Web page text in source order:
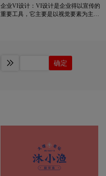
企业VI设计：VI设计是企业得以宣传的
重要工具，它主要是以视觉要素为主要
确定